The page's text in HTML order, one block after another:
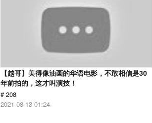
【越哥】美得像油画的华语电影，不敢相信是30
年前拍的，这才叫演技！
# 208
2021-08-13 01:24